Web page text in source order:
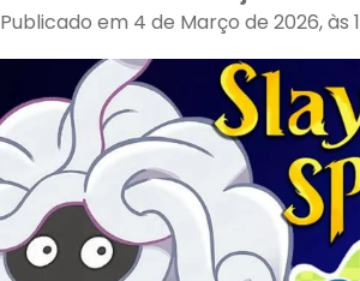
Publicado em 4 de Março de 2026, às